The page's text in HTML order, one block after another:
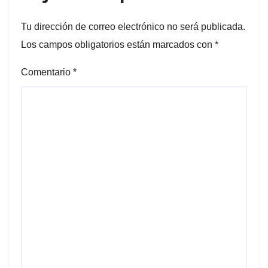
Tu dirección de correo electrónico no será publicada.
Los campos obligatorios están marcados con *
Comentario *